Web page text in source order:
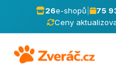
26e-shopů 75
Ceny